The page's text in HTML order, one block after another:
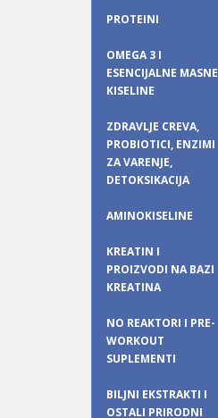
PROTEINI
OMEGA 3 I
ESENCIJALNE MASNE
KISELINE
ZDRAVLJE CREVA,
PROBIOTICI, ENZIMI
ZA VARENJE,
DETOKSIKACIJA
AMINOKISELINE
KREATIN I
PROIZVODI NA BAZI
KREATINA
NO REAKTORI I PRE-
WORKOUT
SUPLEMENTI
BILJNI EKSTRAKTI I
OSTALI PRIRODNI